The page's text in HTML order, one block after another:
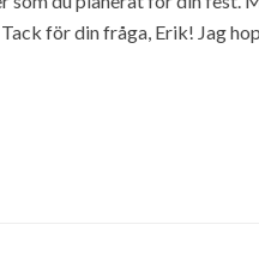
för din fråga, Erik! Jag